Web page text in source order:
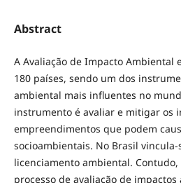
Abstract
A Avaliação de Impacto Ambiental
180 países, sendo um dos
ambiental mais influentes no
instrumento é avaliar e mitigar os
empreendimentos que podem
socioambientais. No Brasil vincula-
licenciamento ambiental.
processo de avaliação de